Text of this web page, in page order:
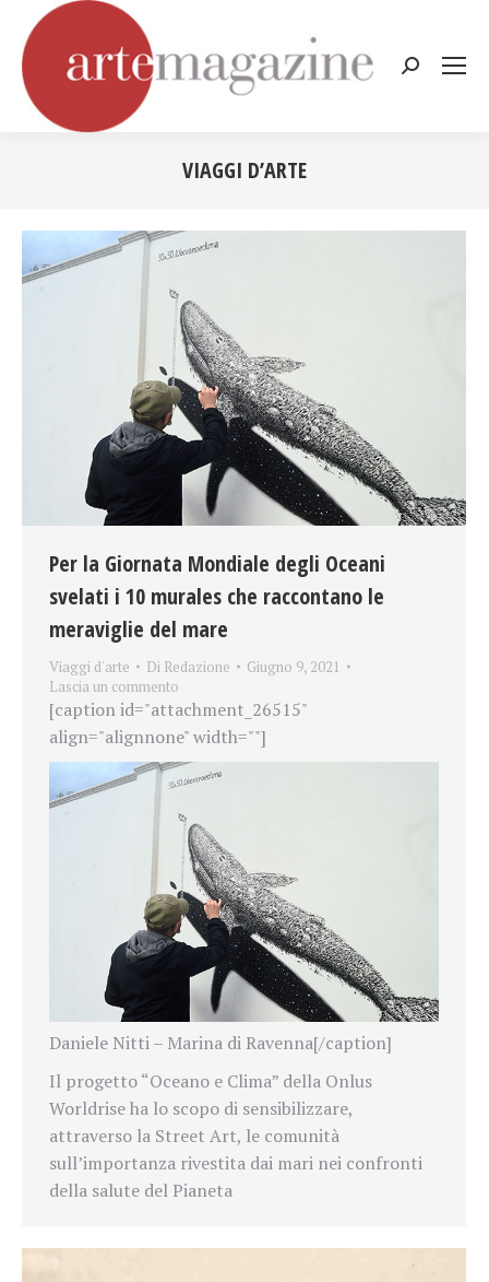
Cerca:
VIAGGI D’ARTE
Per la Giornata Mondiale degli Oceani
svelati i 10 murales che raccontano le
meraviglie del mare
Viaggi d'arte Di Redazione
Giugno 9, 2021
Lascia un commento
[caption id="attachment_26515"
align="alignnone" width=""]
Daniele Nitti – Marina di Ravenna[/caption]
Il progetto “Oceano e Clima” della Onlus
Worldrise ha lo scopo di sensibilizzare,
attraverso la Street Art, le comunità
sull’importanza rivestita dai mari nei confronti
della salute del Pianeta